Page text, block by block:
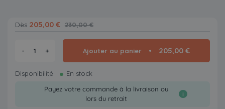
Dès 205,00 € 230,00 €
- + Ajouter au panier 205,00 €
Disponibilité :
En stock
Payez votre commande à la livraison ou
lors du retrait
i